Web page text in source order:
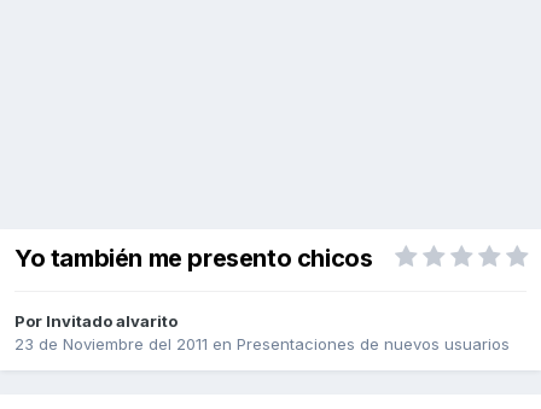
Yo también me presento chicos
Por Invitado alvarito
23 de Noviembre del 2011 en Presentaciones de nuevos usuarios